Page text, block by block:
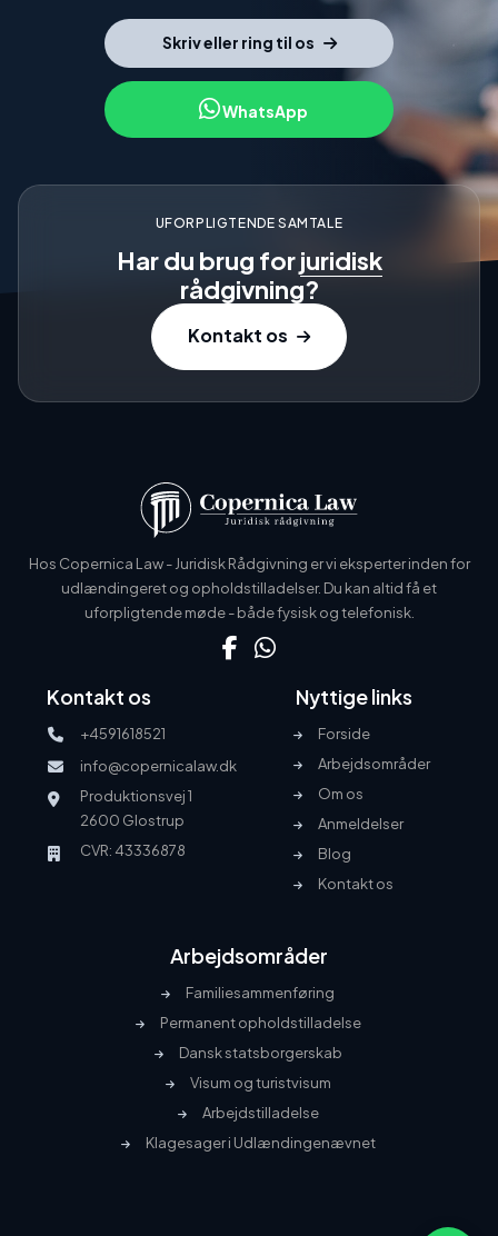
Skriv eller ring til os
WhatsApp
UFORPLIGTENDE SAMTALE
Har du brug forjuridisk
rådgivning?
Kontakt os
Hos Copernica Law - Juridisk Rådgivning er vi eksperter inden for
udlændingeret og opholdstilladelser. Du kan altid få et
uforpligtende møde - både fysisk og telefonisk.
Nyttige links
Forside
Arbejdsområder
Om os
Anmeldelser
Blog
Kontakt os
Arbejdsområder
Familiesammenføring
Permanent opholdstilladelse
Dansk statsborgerskab
Visum og turistvisum
Arbejdstilladelse
Klagesager i Udlændingenævnet
Kontakt os
+4591618521
info@copernicalaw.dk
Produktionsvej 1
2600 Glostrup
CVR: 43336878